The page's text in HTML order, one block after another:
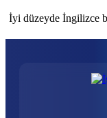
İyi düzeyde İngilizce